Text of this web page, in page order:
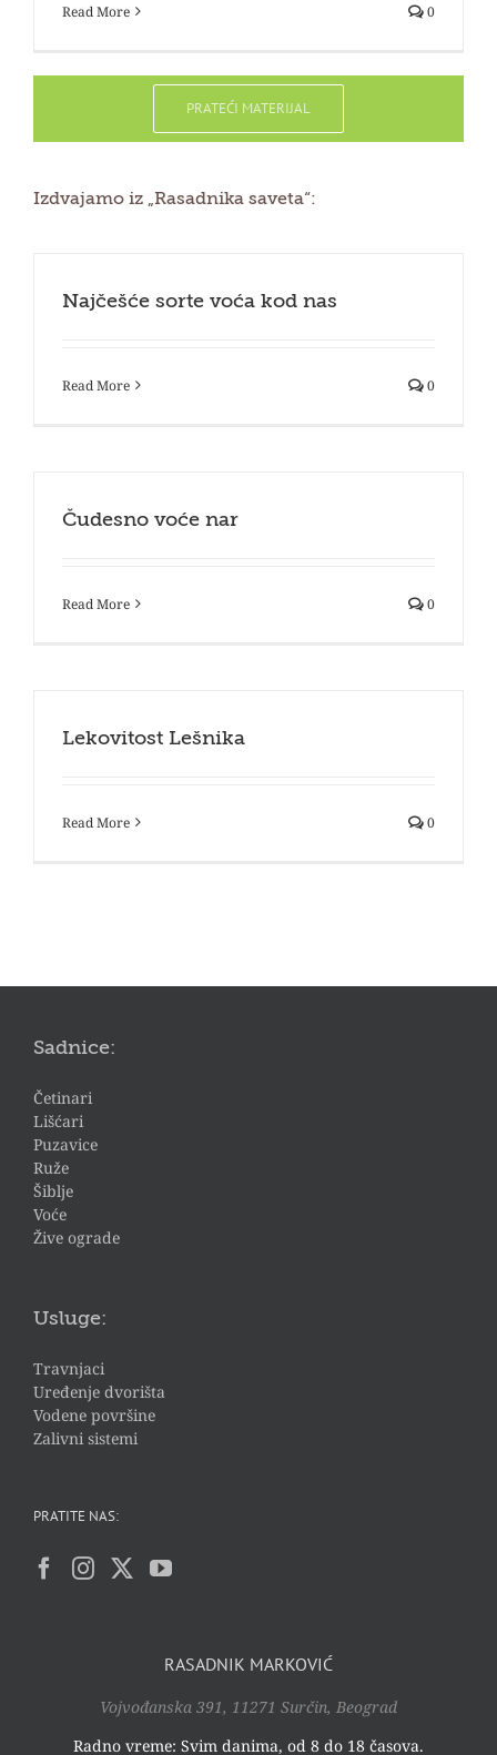
Read More 0
PRATEĆI MATERIJAL
Izdvajamo iz „Rasadnika saveta“:
Najčešće sorte voća kod nas
Read More 0
Čudesno voće nar
Read More 0
Lekovitost Lešnika
Read More 0
Sadnice:
Četinari
Lišćari
Puzavice
Ruže
Šiblje
Voće
Žive ograde
Usluge:
Travnjaci
Uređenje dvorišta
Vodene površine
Zalivni sistemi
PRATITE NAS:
RASADNIK MARKOVIĆ
Vojvođanska 391, 11271 Surčin, Beograd
Radno vreme: Svim danima, od 8 do 18 časova.